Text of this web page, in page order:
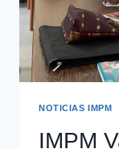
NOTICIAS IMPM
IMPM